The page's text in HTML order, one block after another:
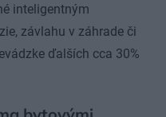
inteligentným
závlahu v záhrade či
ďalších cca 30%